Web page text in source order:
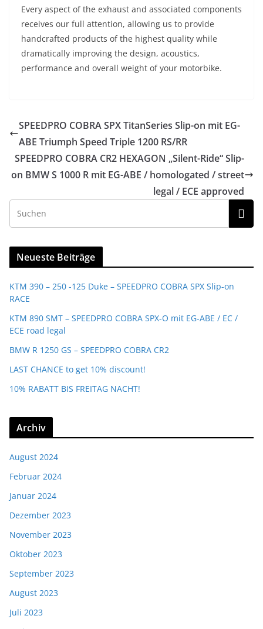
Every aspect of the exhaust and associated components
receives our full attention, allowing us to provide
handcrafted products of the highest quality while
dramatically improving the design, acoustics,
performance and overall weight of your motorbike.
SPEEDPRO COBRA SPX TitanSeries Slip-on mit EG-
ABE Triumph Speed Triple 1200 RS/RR
SPEEDPRO COBRA CR2 HEXAGON „Silent-Ride“ Slip-
on BMW S 1000 R mit EG-ABE / homologated / street
legal / ECE approved
Neueste Beiträge
KTM 390 – 250 -125 Duke – SPEEDPRO COBRA SPX Slip-on
RACE
KTM 890 SMT – SPEEDPRO COBRA SPX-O mit EG-ABE / EC /
ECE road legal
BMW R 1250 GS – SPEEDPRO COBRA CR2
LAST CHANCE to get 10% discount!
10% RABATT BIS FREITAG NACHT!
Archiv
August 2024
Februar 2024
Januar 2024
Dezember 2023
November 2023
Oktober 2023
September 2023
August 2023
Juli 2023